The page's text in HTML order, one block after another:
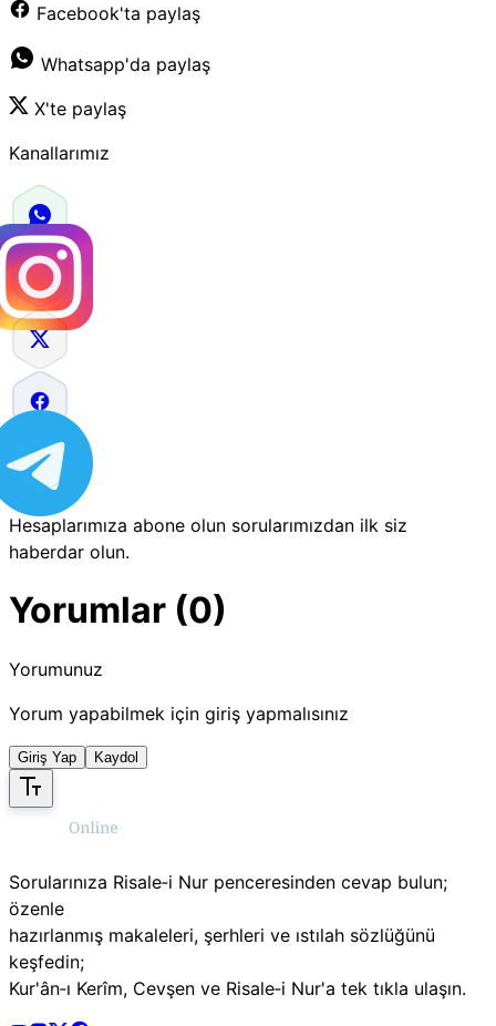
Facebook'ta paylaş
Whatsapp'da paylaş
X'te paylaş
Kanallarımız
Hesaplarımıza abone olun sorularımızdan ilk siz
haberdar olun.
Yorumlar (0)
Yorumunuz
Yorum yapabilmek için giriş yapmalısınız
Giriş Yap Kaydol
Sorularınıza Risale‑i Nur penceresinden cevap bulun;
özenle
hazırlanmış makaleleri, şerhleri ve ıstılah sözlüğünü
keşfedin;
Kur'ân‑ı Kerîm, Cevşen ve Risale‑i Nur'a tek tıkla ulaşın.